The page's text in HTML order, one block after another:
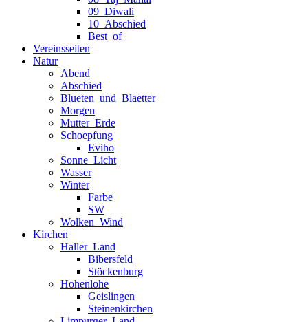
09_Diwali
10_Abschied
Best_of
Vereinsseiten
Natur
Abend
Abschied
Blueten_und_Blaetter
Morgen
Mutter_Erde
Schoepfung
Eviho
Sonne_Licht
Wasser
Winter
Farbe
SW
Wolken_Wind
Kirchen
Haller_Land
Bibersfeld
Stöckenburg
Hohenlohe
Geislingen
Steinenkirchen